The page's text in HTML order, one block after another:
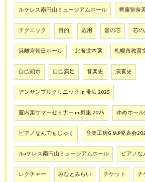
ルケレス南円山ミュージアムホール 齊藤智奈
テクニック 目的 応用 音の芯 芯
浜離宮朝日ホール 北海道本選 札幌市教育
自己顕示 自己満足 音楽史 演奏史
アンサンブルクリニック in 帯広 2025
室内楽サマーセミナー in 斜里 2025 ゆめホー
ピアノなんでもじゅく 音楽工房G.M.P発表会
ル•ケレス南円山ミュージアムホール ピアノ
レクチャー みなとみらい チケット チ